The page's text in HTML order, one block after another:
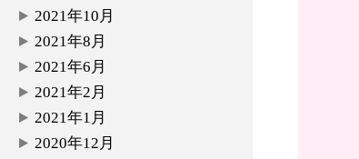
2021年10月
2021年8月
2021年6月
2021年2月
2021年1月
2020年12月